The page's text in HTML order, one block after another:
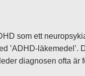
som ett
’ADHD-läkemedel’.
diagnosen ofta är